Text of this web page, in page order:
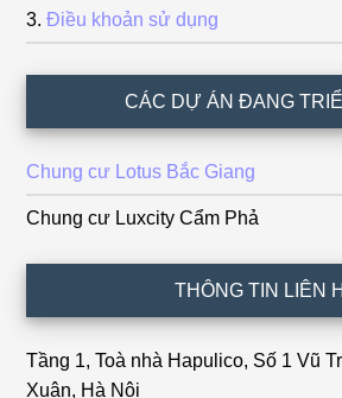
Điều khoản sử dụng
CÁC DỰ ÁN ĐANG
Chung cư Lotus Bắc Giang
Chung cư Luxcity Cẩm Phả
THÔNG TIN LIÊN
Tầng 1, Toà nhà Hapulico, Số 1 Vũ
Xuân, Hà Nội